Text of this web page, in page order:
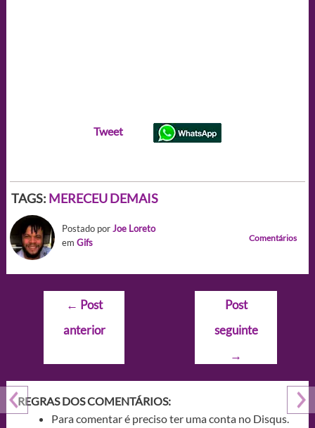
Tweet
TAGS: MERECEU DEMAIS
Postado porJoe Loreto
em Gifs Comentários
Navegação
Post
← Post
anterior
Post
seguinte
→
REGRAS DOS COMENTÁRIOS:
Para comentar é preciso ter uma conta no Disqus.